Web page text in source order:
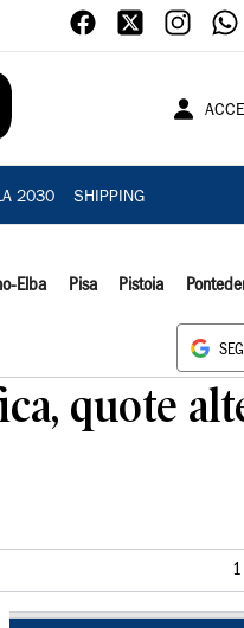
2030 SHIPPING
Elba Pisa Pistoia
quote
1